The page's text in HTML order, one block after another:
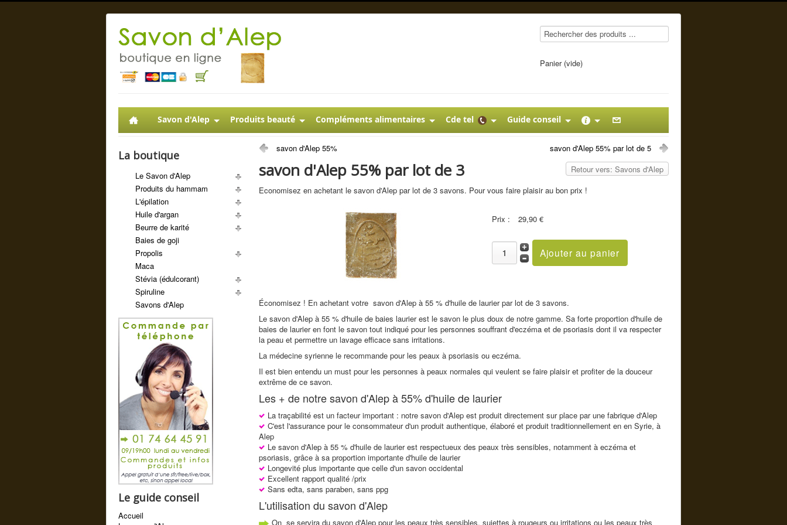
Panier (vide)
Savon d'Alep Produits beauté Compléments alimentaires Cde tel Guide conseil
La boutique
Le Savon d'Alep
Produits du hammam
L'épilation
Huile d'argan
Beurre de karité
Baies de goji
Propolis
Maca
Stévia (édulcorant)
Spiruline
Savons d'Alep
Le guide conseil
Accueil
savon d'Alep 55%
savon d'Alep 55% par lot de 5
Retour vers: Savons d'Alep
savon d'Alep 55% par lot de 3
Economisez en achetant le savon d'Alep par lot de 3 savons. Pour vous faire plaisir au bon prix !
Prix : 29,90 €
Économisez ! En achetant votre savon d'Alep à 55 % d'huile de laurier par lot de 3 savons.
Le savon d'Alep à 55 % d'huile de baies laurier est le savon le plus doux de notre gamme. Sa forte proportion d'huile de
baies de laurier en font le savon tout indiqué pour les personnes souffrant d'eczéma et de psoriasis dont il va respecter
la peau et permettre un lavage efficace sans irritations.
La médecine syrienne le recommande pour les peaux à psoriasis ou eczéma.
Il est bien entendu un must pour les personnes à peaux normales qui veulent se faire plaisir et profiter de la douceur
extrême de ce savon.
Les + de notre savon d'Alep à 55% d'huile de laurier
La traçabilité est un facteur important : notre savon d'Alep est produit directement sur place par une fabrique d'Alep
C'est l'assurance pour le consommateur d'un produit authentique, élaboré et produit traditionnellement en en Syrie, à
Alep
Le savon d'Alep à 55 % d'huile de laurier est respectueux des peaux très sensibles, notamment à eczéma et
psoriasis, grâce à sa proportion importante d'huile de laurier
Longevité plus importante que celle d'un savon occidental
Excellent rapport qualité /prix
Sans edta, sans paraben, sans ppg
L'utilisation du savon d'Alep
On se servira du savon d'Alep pour les peaux très sensibles, sujettes à rougeurs ou irritations ou les peaux très